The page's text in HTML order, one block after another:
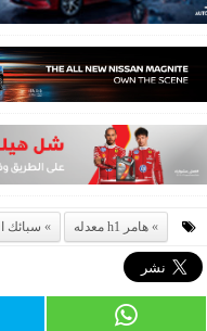
هامر h1 معدله سبائك